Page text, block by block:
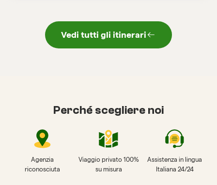
Vedi tutti gli itinerari
Perché scegliere noi
Agenzia
riconosciuta
Viaggio privato 100%
su misura
Assistenza in lingua
Italiana 24/24